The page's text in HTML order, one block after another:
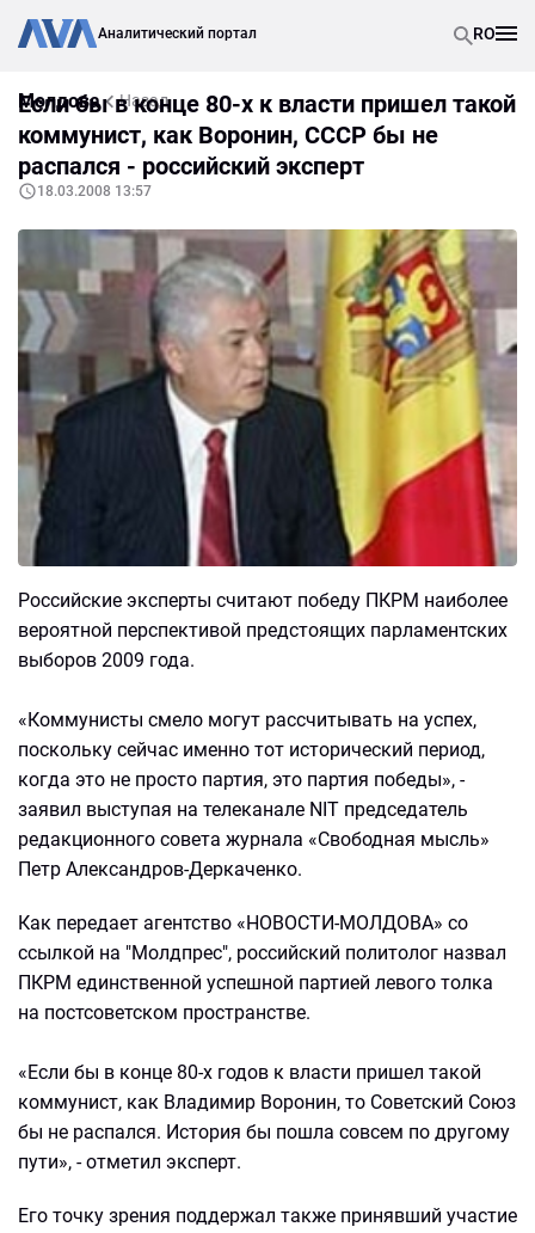
Аналитический портал RO
Молдова Назад
Если бы в конце 80-х к власти пришел такой
коммунист, как Воронин, СССР бы не
распался - российский эксперт
18.03.2008 13:57
Российские эксперты считают победу ПКРМ наиболее
вероятной перспективой предстоящих парламентских
выборов 2009 года.
«Коммунисты смело могут рассчитывать на успех,
поскольку сейчас именно тот исторический период,
когда это не просто партия, это партия победы», -
заявил выступая на телеканале NIT председатель
редакционного совета журнала «Свободная мысль»
Петр Александров-Деркаченко.
Как передает агентство «НОВОСТИ-МОЛДОВА» со
ссылкой на "Молдпрес", российский политолог назвал
ПКРМ единственной успешной партией левого толка
на постсоветском пространстве.
«Если бы в конце 80-х годов к власти пришел такой
коммунист, как Владимир Воронин, то Советский Союз
бы не распался. История бы пошла совсем по другому
пути», - отметил эксперт.
Его точку зрения поддержал также принявший участие